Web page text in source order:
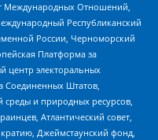
Международных Отношений,
Республиканский
России, Черноморский
Платформа за
центр электоральных
Соединенных Штатов,
и природных ресурсов,
Атлантический совет,
Джеймстаунский фонд,